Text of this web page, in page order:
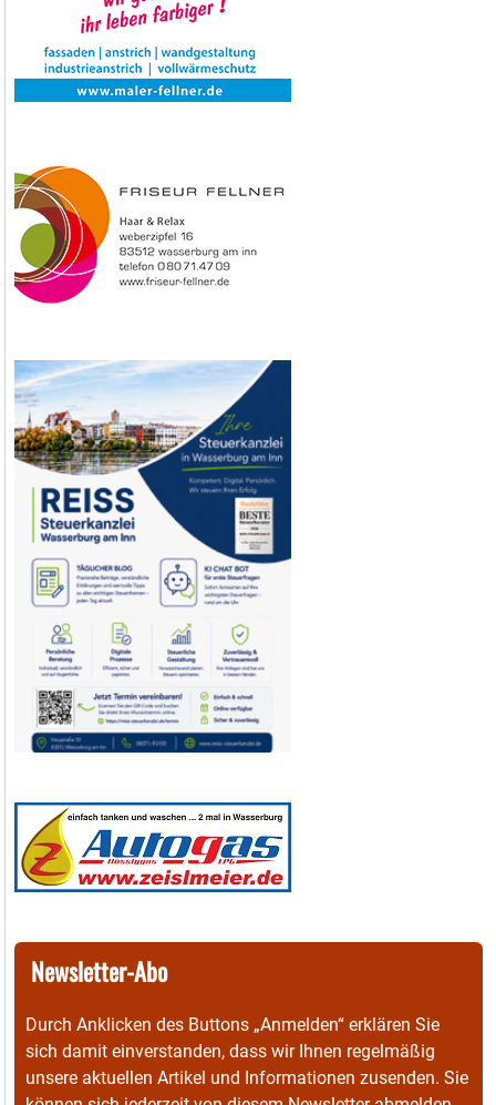
Newsletter-Abo
Durch Anklicken des Buttons „Anmelden“ erklären Sie
sich damit einverstanden, dass wir Ihnen regelmäßig
unsere aktuellen Artikel und Informationen zusenden. Sie